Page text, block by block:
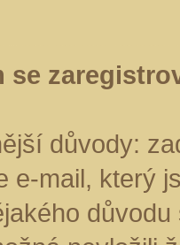
se
důvody:
e-mail, který